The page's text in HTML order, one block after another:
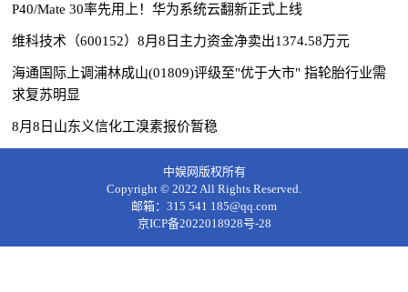
P40/Mate 30率先用上！华为系统云翻新正式上线
维科技术（600152）8月8日主力资金净卖出1374.58万元
海通国际上调浦林成山(01809)评级至"优于大市" 指轮胎行业需
求复苏明显
8月8日山东义信化工溴素报价暂稳
中娱网版权所有
Copyright © 2022 All Rights Reserved.
邮箱：315 541 185@qq.com
京ICP备2022018928号-28